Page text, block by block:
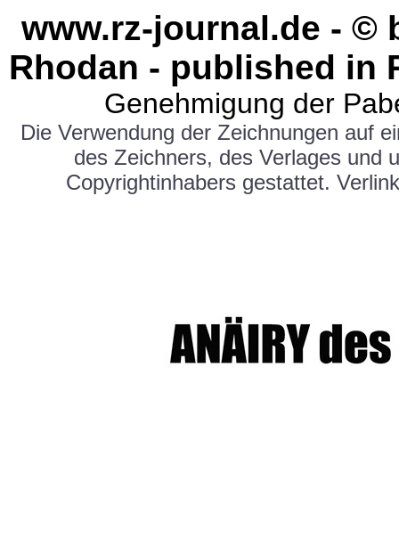
www.rz-journal.de - ©
Rhodan - published in
Genehmigung der
Die Verwendung der Zeichnungen auf
des Zeichners, des Verlages und
Copyrightinhabers gestattet.